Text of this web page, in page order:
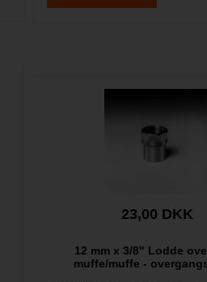
23,00 DKK
12 mm x 3/8" Lodde
muffe/muffe -